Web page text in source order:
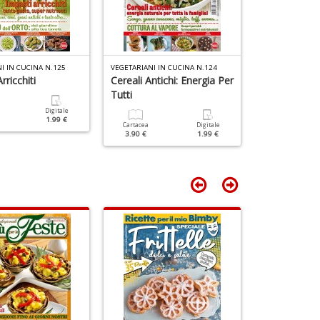
IN CUCINA N.125
Digitale
1.99 €
VEGETARIANI IN CUCINA N.124
Cereali Antichi: Energia Per
Tutti
Cartacea
3.90 €
Digitale
1.99 €